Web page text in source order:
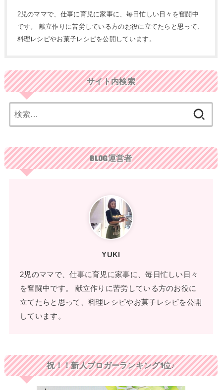
2児のママで、仕事に育児に家事に、毎日忙しい日々を奮闘中
です。 献立作りに苦労している方のお役に立てたらと思って、
料理レシピやお菓子レシピを公開しています。
サイト内検索
索:
BLOG運営者
YUKI
2児のママで、仕事に育児に家事に、毎日忙しい日々
を奮闘中です。 献立作りに苦労している方のお役に
立てたらと思って、料理レシピやお菓子レシピを公開
しています。
祝！！新人ブロガーランキング1位♪